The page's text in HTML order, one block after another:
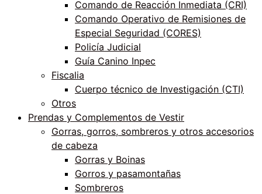
Comando de Reacción Inmediata (CRI)
Comando Operativo de Remisiones de
Especial Seguridad (CORES)
Policía Judicial
Guía Canino Inpec
Fiscalia
Cuerpo técnico de Investigación (CTI)
Otros
Prendas y Complementos de Vestir
Gorras, gorros, sombreros y otros accesorios
de cabeza
Gorras y Boinas
Gorros y pasamontañas
Sombreros